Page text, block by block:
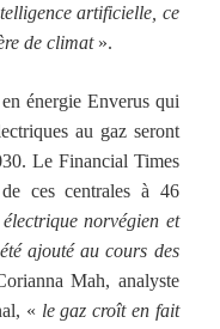
artificielle, ce
de climat ».
énergie Enverus qui
au gaz seront
Le Financial Times
ces centrales à 46
norvégien et
ajouté au cours des
Mah, analyste
« le gaz croît en fait